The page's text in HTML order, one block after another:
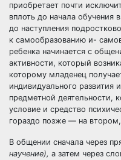
приобретает почти
вплоть до начала
до наступления
к самообразованию и-
ребенка начинается с
активности, который
которому младенец
индивидуального
предметной деятельности,
условие и средство
гораздо позже — на
В общении сначала через
научение), а затем через